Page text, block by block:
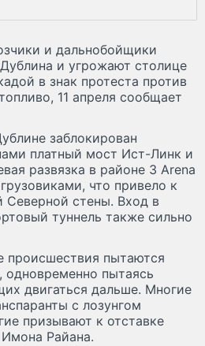
и дальнобойщики
и угрожают столице
в знак протеста против
11 апреля сообщает
заблокирован
платный мост Ист-Линк и
развязка в районе 3 Arena
что привело к
стены. Вход в
туннель также сильно
происшествия пытаются
одновременно пытаясь
двигаться дальше. Многие
с лозунгом
призывают к отставке
Райана.